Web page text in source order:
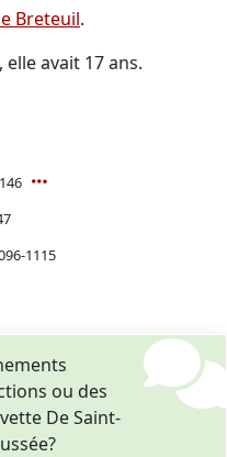
Breteuil.
avait 17 ans.
1115
ou des
De Saint-